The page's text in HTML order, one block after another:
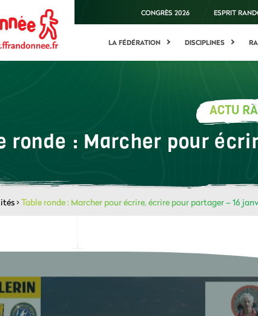
CONGRÈS 2026 ESPRIT
LA FÉDÉRATION DISCIPLINES
ACTU
ronde : Marcher pour
>Table ronde : Marcher pour écrire, écrire pour partager – 16